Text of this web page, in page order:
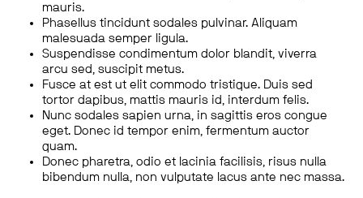
mauris.
Phasellus tincidunt sodales pulvinar. Aliquam
malesuada semper ligula.
Suspendisse condimentum dolor blandit, viverra
arcu sed, suscipit metus.
Fusce at est ut elit commodo tristique. Duis sed
tortor dapibus, mattis mauris id, interdum felis.
Nunc sodales sapien urna, in sagittis eros congue
eget. Donec id tempor enim, fermentum auctor
quam.
Donec pharetra, odio et lacinia facilisis, risus nulla
bibendum nulla, non vulputate lacus ante nec massa.